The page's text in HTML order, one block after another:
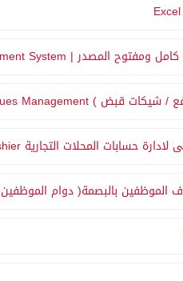
Excel
System
/ شيكات قبض )Management
الموظفين بالبصمة( دوام